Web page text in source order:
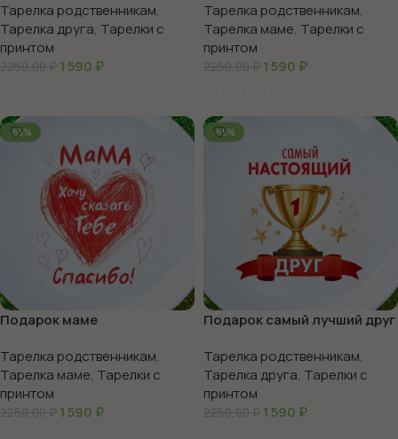
Тарелка родственникам,
Тарелка друга, Тарелки с
принтом
2250,00₽ 1 590 ₽
Тарелка родственникам,
Тарелка маме, Тарелки с
принтом
2250,00₽ 1 590 ₽
-65%
Подарок маме
Тарелка родственникам,
Тарелка маме, Тарелки с
принтом
2250,00₽ 1 590 ₽
-65%
Подарок самый лучший друг
Тарелка родственникам,
Тарелка друга, Тарелки с
принтом
2250,00₽ 1 590 ₽